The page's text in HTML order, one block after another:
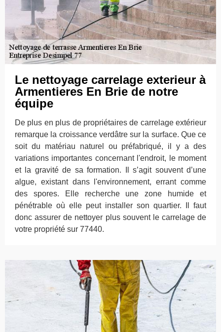
Le nettoyage carrelage exterieur à
Armentieres En Brie de notre
équipe
De plus en plus de propriétaires de carrelage extérieur
remarque la croissance verdâtre sur la surface. Que ce
soit du matériau naturel ou préfabriqué, il y a des
variations importantes concernant l'endroit, le moment
et la gravité de sa formation. Il s’agit souvent d’une
algue, existant dans l'environnement, errant comme
des spores. Elle recherche une zone humide et
pénétrable où elle peut installer son quartier. Il faut
donc assurer de nettoyer plus souvent le carrelage de
votre propriété sur 77440.